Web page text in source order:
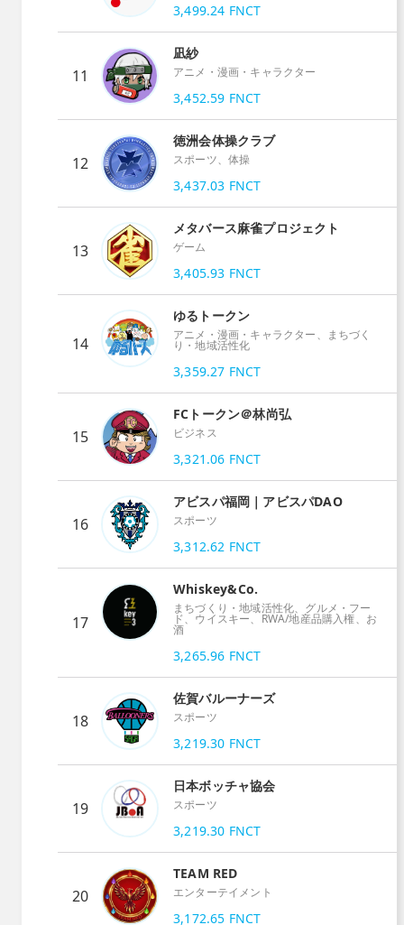
3,499.24 FNCT
11
凪紗
アニメ・漫画・キャラクター
3,452.59 FNCT
12
徳洲会体操クラブ
スポーツ、体操
3,437.03 FNCT
13
メタバース麻雀プロジェクト
ゲーム
3,405.93 FNCT
14
ゆるトークン
アニメ・漫画・キャラクター、まちづく
り・地域活性化
3,359.27 FNCT
15
FCトークン＠林尚弘
ビジネス
3,321.06 FNCT
16
アビスパ福岡｜アビスパDAO
スポーツ
3,312.62 FNCT
17
Whiskey&Co.
まちづくり・地域活性化、グルメ・フー
ド、ウイスキー、RWA/地産品購入権、お
酒
3,265.96 FNCT
18
佐賀バルーナーズ
スポーツ
3,219.30 FNCT
19
日本ボッチャ協会
スポーツ
3,219.30 FNCT
20
TEAM RED
エンターテイメント
3,172.65 FNCT